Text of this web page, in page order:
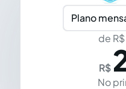
Plano
de R$
R$
No